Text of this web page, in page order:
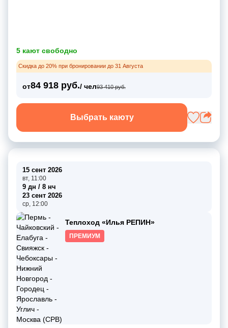
5 кают свободно
Скидка до 20% при бронировании до 31 Августа
от84 918 руб./ чел93 410 руб.
Выбрать каюту
15 сент 2026
вт, 11:00
9 дн / 8 нч
23 сент 2026
ср, 12:00
Теплоход «Илья РЕПИН»
ПРЕМИУМ